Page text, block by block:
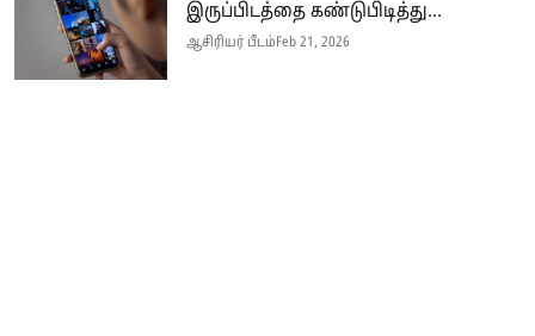
இருப்பிடத்தை கண்டுபிடித்து...
ஆசிரியர் பீடம்Feb 21, 2026